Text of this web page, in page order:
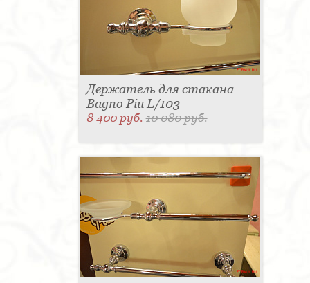
Держатель для стакана
Bagno Piu L/103
8 400 руб.10 080 руб.